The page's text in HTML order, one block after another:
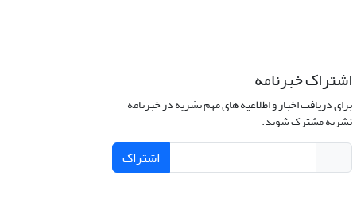
اشتراک خبرنامه
برای دریافت اخبار و اطلاعیه های مهم نشریه در خبرنامه
نشریه مشترک شوید.
اشتراک